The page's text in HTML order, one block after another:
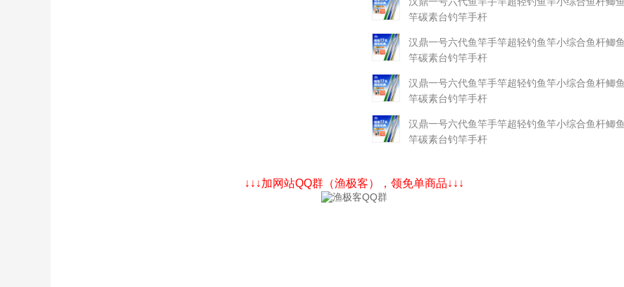
竿碳素台钓竿手杆
汉鼎一号六代鱼竿手竿超轻钓鱼竿小综合鱼杆鲫鱼
竿碳素台钓竿手杆
汉鼎一号六代鱼竿手竿超轻钓鱼竿小综合鱼杆鲫鱼
竿碳素台钓竿手杆
汉鼎一号六代鱼竿手竿超轻钓鱼竿小综合鱼杆鲫鱼
竿碳素台钓竿手杆
↓↓↓加网站QQ群（渔极客），领免单商品↓↓↓